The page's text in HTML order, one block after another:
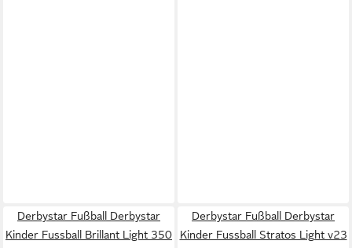
Derbystar Fußball Derbystar
Kinder Fussball Brillant Light 350
Derbystar Fußball Derbystar
Kinder Fussball Stratos Light v23